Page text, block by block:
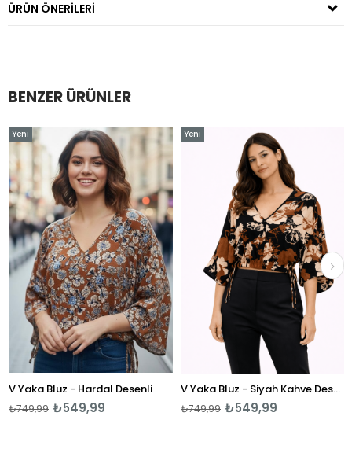
ÜRÜN ÖNERILERI
BENZER ÜRÜNLER
Yaka Bluz - Hardal Desenli
₺549,99
V Yaka Bluz - Siyah Kahve Desenli
₺549,99
₺749,99
Yeni
V